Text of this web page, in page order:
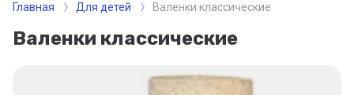
Главная Для детей Валенки классические
Валенки классические